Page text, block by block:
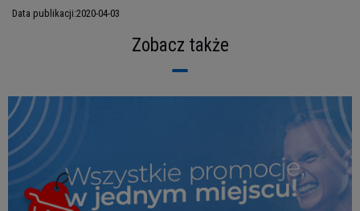
Data publikacji:2020-04-03
Zobacz także